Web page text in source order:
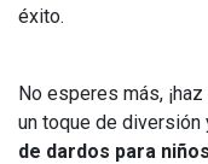
éxito.
No esperes más,
un toque de
de dardos para niños